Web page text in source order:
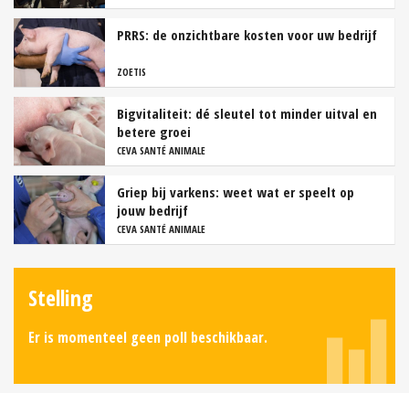
PRRS: de onzichtbare kosten voor uw bedrijf
ZOETIS
Bigvitaliteit: dé sleutel tot minder uitval en
betere groei
CEVA SANTÉ ANIMALE
Griep bij varkens: weet wat er speelt op
jouw bedrijf
CEVA SANTÉ ANIMALE
Stelling
Er is momenteel geen poll beschikbaar.